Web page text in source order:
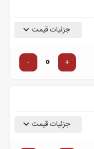
جزئیات قیمت
+
-
جزئیات قیمت